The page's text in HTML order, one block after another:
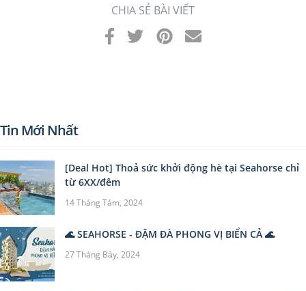
CHIA SẺ BÀI VIẾT
Tin Mới Nhất
[Deal Hot] Thoả sức khởi động hè tại Seahorse chỉ
từ 6XX/đêm
14 Tháng Tám, 2024
🌊 SEAHORSE - ĐẬM ĐÀ PHONG VỊ BIỂN CẢ 🌊
27 Tháng Bảy, 2024